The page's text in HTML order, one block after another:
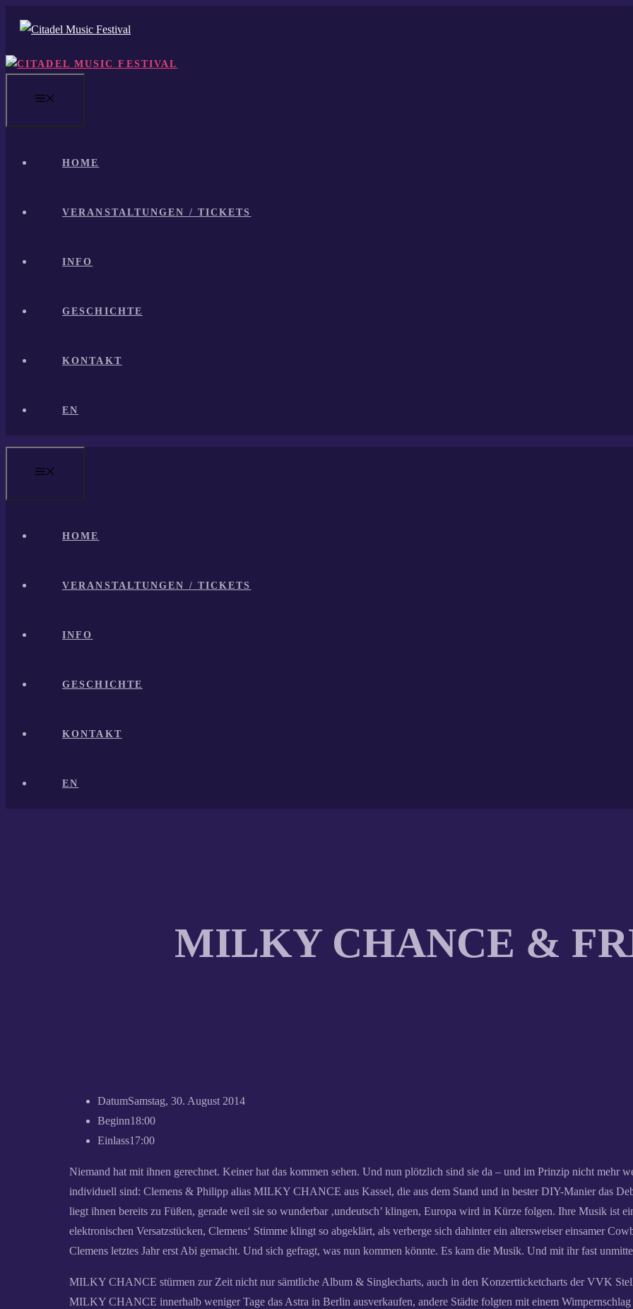
Inhalt
springen
HOME
VERANSTALTUNGEN / TICKETS
INFO
GESCHICHTE
KONTAKT
EN
HOME
VERANSTALTUNGEN / TICKETS
INFO
GESCHICHTE
KONTAKT
EN
MILKY CHANCE &
DatumSamstag, 30. August 2014
Beginn18:00
Einlass17:00
Niemand hat mit ihnen gerechnet. Keiner hat das kommen sehen. Und nun plötzlich sind sie da – und im Prinzip nicht mehr
individuell sind: Clemens & Philipp alias MILKY CHANCE aus Kassel, die aus dem Stand und in bester DIY-Manier das
liegt ihnen bereits zu Füßen, gerade weil sie so wunderbar ‚undeutsch’ klingen, Europa wird in Kürze folgen. Ihre Musik ist
elektronischen Versatzstücken, Clemens‘ Stimme klingt so abgeklärt, als verberge sich dahinter ein altersweiser einsamer
Clemens letztes Jahr erst Abi gemacht. Und sich gefragt, was nun kommen könnte. Es kam die Musik. Und mit ihr fast
MILKY CHANCE stürmen zur Zeit nicht nur sämtliche Album & Singlecharts, auch in den Konzertticketcharts der VVK
MILKY CHANCE innerhalb weniger Tage das Astra in Berlin ausverkaufen, andere Städte folgten mit einem